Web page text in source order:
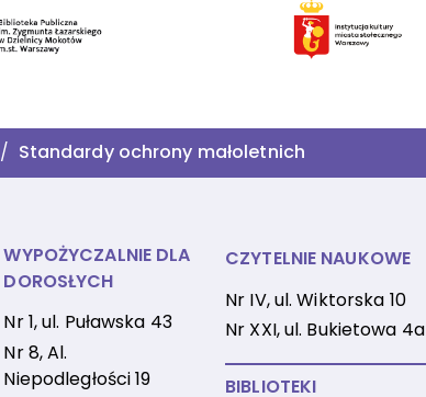
/ Standardy ochrony małoletnich
WYPOŻYCZALNIE DLA
DOROSŁYCH
Nr 1, ul. Puławska 43
Nr 8, Al.
Niepodległości 19
CZYTELNIE NAUKOWE
Nr IV, ul. Wiktorska 10
Nr XXI, ul. Bukietowa 4a
BIBLIOTEKI